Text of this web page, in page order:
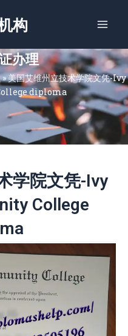
构
办理
»美国艾维州立技术学院文凭-Ivy
diploma
学院文凭-Ivy
College